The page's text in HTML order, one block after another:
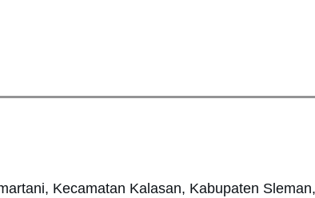
Kecamatan Kalasan, Kabupaten